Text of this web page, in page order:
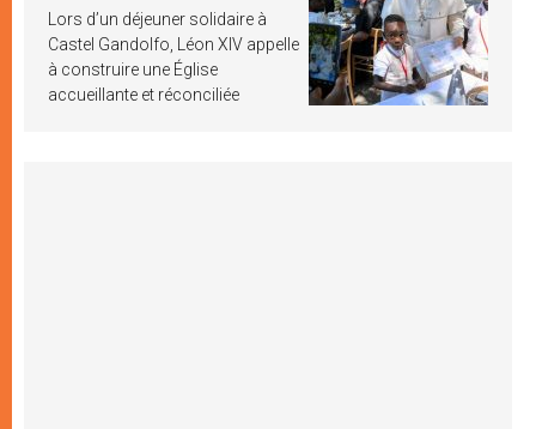
Lors d’un déjeuner solidaire à
Castel Gandolfo, Léon XIV appelle
à construire une Église
accueillante et réconciliée